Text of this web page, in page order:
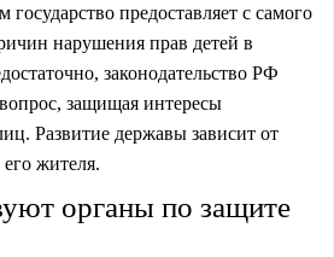
предоставляет с самого
нарушения прав детей в
законодательство РФ
защищая интересы
Развитие державы зависит от
жителя.
органы по защите